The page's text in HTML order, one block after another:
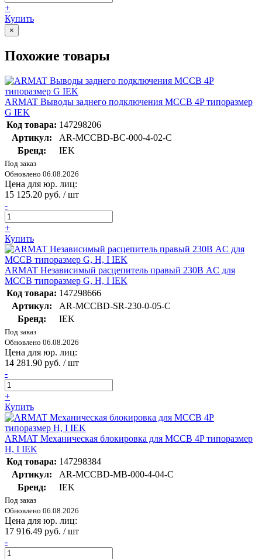
+
Купить
×
Похожие товары
ARMAT Выводы заднего подключения MCCB 4P типоразмер
G IEK
Код товара: 147298206
Артикул:
AR-MCCBD-BC-000-4-02-C
Бренд:
IEK
Под заказ
Обновлено 06.08.2026
Цена для юр. лиц:
15 125.20 руб. / шт
-
+
Купить
ARMAT Независимый расцепитель правый 230В AC для
MCCB типоразмер G, H, I IEK
Код товара: 147298666
Артикул:
AR-MCCBD-SR-230-0-05-C
Бренд:
IEK
Под заказ
Обновлено 06.08.2026
Цена для юр. лиц:
14 281.90 руб. / шт
-
+
Купить
ARMAT Механическая блокировка для MCCB 4P типоразмер
H, I IEK
Код товара: 147298384
Артикул:
AR-MCCBD-MB-000-4-04-C
Бренд:
IEK
Под заказ
Обновлено 06.08.2026
Цена для юр. лиц:
17 916.49 руб. / шт
-